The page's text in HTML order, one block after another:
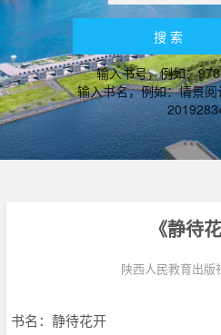
输入书号，例如：
输入书名，例如：情景
《静待
陕西人民教育出版
书名：静待花开